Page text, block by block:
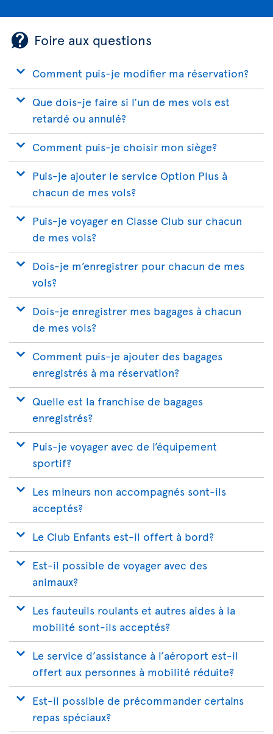
Foire aux questions
Comment puis-je modifier ma réservation?
Que dois-je faire si l’un de mes vols est
retardé ou annulé?
Comment puis-je choisir mon siège?
Puis-je ajouter le service Option Plus à
chacun de mes vols?
Puis-je voyager en Classe Club sur chacun
de mes vols?
Dois-je m’enregistrer pour chacun de mes
vols?
Dois-je enregistrer mes bagages à chacun
de mes vols?
Comment puis-je ajouter des bagages
enregistrés à ma réservation?
Quelle est la franchise de bagages
enregistrés?
Puis-je voyager avec de l’équipement
sportif?
Les mineurs non accompagnés sont-ils
acceptés?
Le Club Enfants est-il offert à bord?
Est-il possible de voyager avec des
animaux?
Les fauteuils roulants et autres aides à la
mobilité sont-ils acceptés?
Le service d’assistance à l’aéroport est-il
offert aux personnes à mobilité réduite?
Est-il possible de précommander certains
repas spéciaux?